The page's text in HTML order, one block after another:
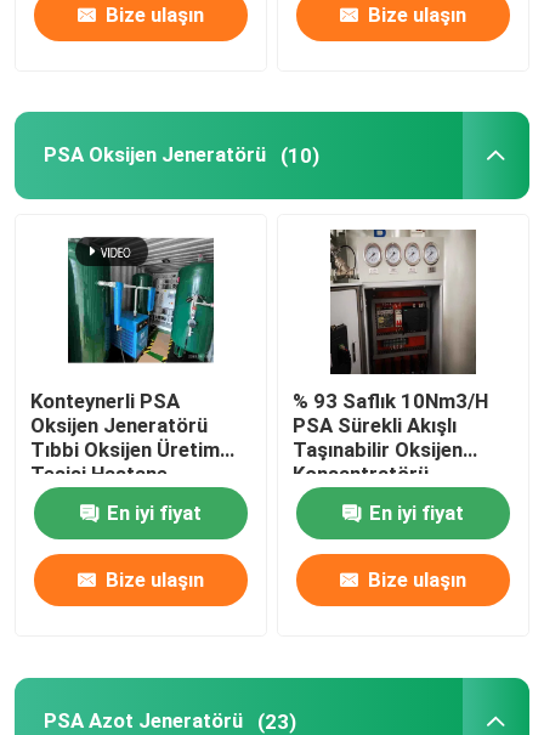
Bize ulaşın Bize ulaşın
PSA Oksijen Jeneratörü (10)
Konteynerli PSA
Oksijen Jeneratörü
Tıbbi Oksijen Üretim
Tesisi Hastane
En iyi fiyat
Bize ulaşın
% 93 Saflık 10Nm3/H
PSA Sürekli Akışlı
Taşınabilir Oksijen
Konsantratörü
En iyi fiyat
Bize ulaşın
PSA Azot Jeneratörü (23)